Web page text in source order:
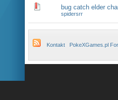
bug catch elder
spidersrr
Kontakt PokeXGames.pl